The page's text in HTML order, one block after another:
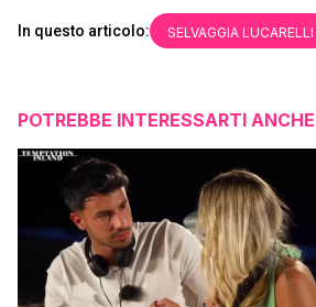
In questo articolo: SELVAGGIA LUCARELLI
POTREBBE INTERESSARTI ANCHE